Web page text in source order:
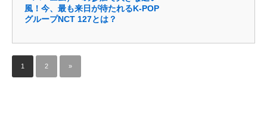
風！今、最も来日が待たれるK-POP
グループNCT 127とは？
1 2 »